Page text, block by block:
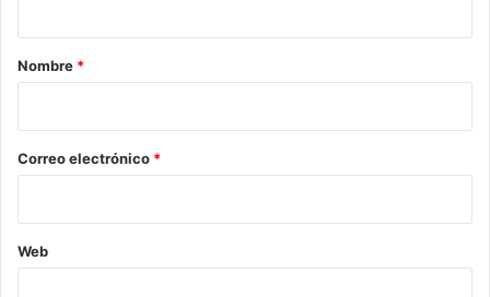
r
*
Nombre *
Correo electrónico *
Web